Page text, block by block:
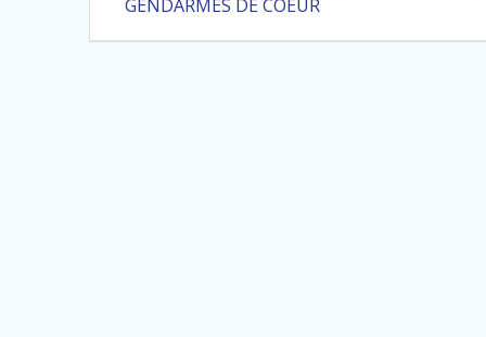
de
GENDARMES DE COEUR